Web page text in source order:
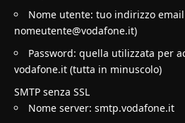
Nome utente: tuo indirizzo email
nomeutente@vodafone.it)
Password: quella utilizzata per
vodafone.it (tutta in minuscolo)
SMTP senza SSL
Nome server: smtp.vodafone.it